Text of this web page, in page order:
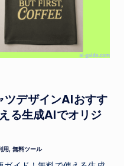
ツデザインAIおすす
る生成AIでオリジ
用, 無料ツール